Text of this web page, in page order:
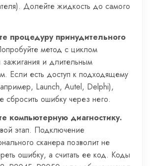
Долейте жидкость до самого
процедуру принудительного
метод с циклом
зажигания и длительным
Если есть доступ к подходящему
Launch, Autel, Delphi),
сбросить ошибку через него.
компьютерную диагностику.
этап. Подключение
сканера позволит не
ошибку, а считать ее код. Коды